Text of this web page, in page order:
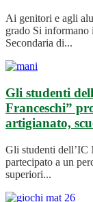
Ai genitori e agli
grado Si
Secondaria di...
Gli studenti
Franceschi”
artigianato,
Gli studenti dell’IC
partecipato a un
superiori...